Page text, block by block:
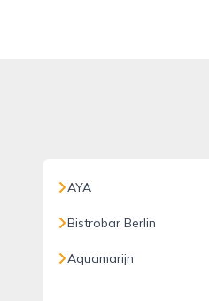
AYA
Bistrobar Berlin
Aquamarijn